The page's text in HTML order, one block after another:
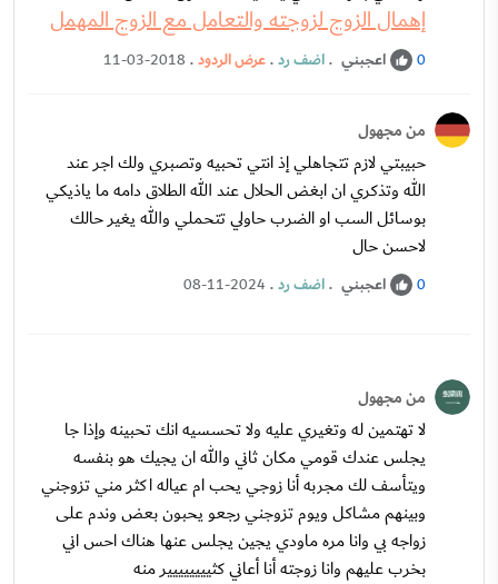
إهمال الزوج لزوجته والتعامل مع الزوج المهمل
0 اعجبني .اضف رد.عرض الردود.
11-03-2018
من مجهول
حبيبتي لازم تتجاهلي إذ انتي تحبيه وتصبري ولك اجر عند
الله وتذكري ان ابغض الحلال عند الله الطلاق دامه ما ياذيكي
بوسائل السب او الضرب حاولي تتحملي والله يغير حالك
لاحسن حال
0 اعجبني .اضف رد.
08-11-2024
من مجهول
لا تهتمين له وتغيري عليه ولا تحسسيه انك تحبينه وإذا جا
يجلس عندك قومي مكان ثاني والله ان يجيك هو بنفسه
ويتأسف لك مجربه أنا زوجي يحب ام عياله اكثر مني تزوجني
وبينهم مشاكل ويوم تزوجني رجعو يحبون بعض وندم على
زواجه بي وانا مره ماودي يجين يجلس عنها هناك احس اني
بخرب عليهم وانا زوجته أنا أعاني كثيييييييير منه